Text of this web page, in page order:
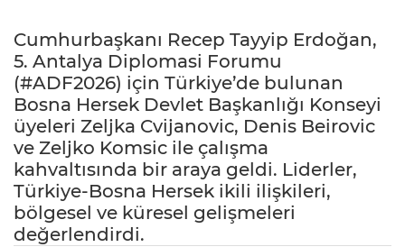
Cumhurbaşkanı Recep Tayyip Erdoğan,
5. Antalya Diplomasi Forumu
(#ADF2026) için Türkiye’de bulunan
Bosna Hersek Devlet Başkanlığı Konseyi
üyeleri Zeljka Cvijanovic, Denis Beirovic
ve Zeljko Komsic ile çalışma
kahvaltısında bir araya geldi. Liderler,
Türkiye-Bosna Hersek ikili ilişkileri,
bölgesel ve küresel gelişmeleri
değerlendirdi.